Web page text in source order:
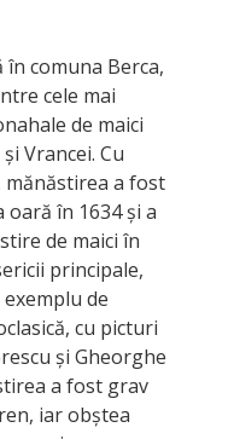
comuna Berca,
cele mai
de maici
Vrancei. Cu
mănăstirea a fost
în 1634 și a
de maici în
principale,
de
cu picturi
și Gheorghe
a fost grav
iar obștea